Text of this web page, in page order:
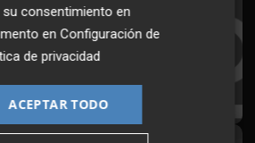
al Boletín
a primera hora en tu email
suscribirme!
su consentimiento en
enConfiguración de
de privacidad
ACEPTAR TODO